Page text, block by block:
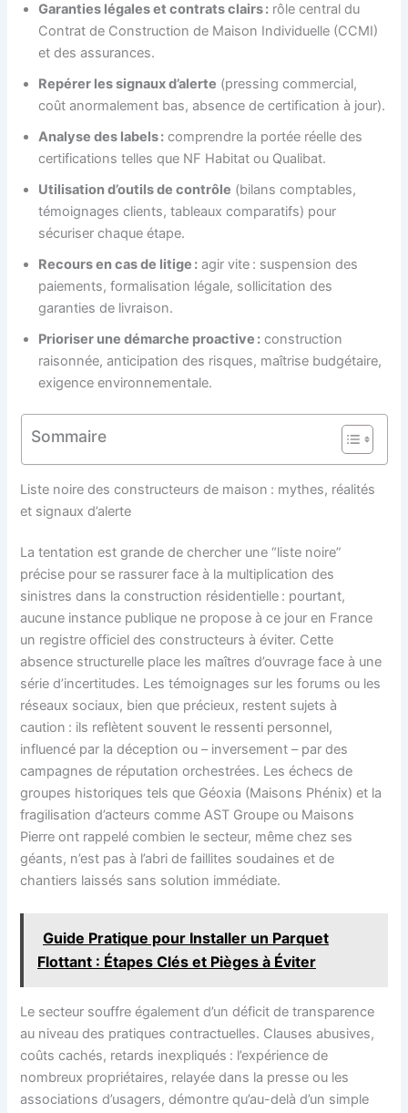
Garanties légales et contrats clairs : rôle central du
Contrat de Construction de Maison Individuelle (CCMI)
et des assurances.
Repérer les signaux d’alerte (pressing commercial,
coût anormalement bas, absence de certification à jour).
Analyse des labels : comprendre la portée réelle des
certifications telles que NF Habitat ou Qualibat.
Utilisation d’outils de contrôle (bilans comptables,
témoignages clients, tableaux comparatifs) pour
sécuriser chaque étape.
Recours en cas de litige : agir vite : suspension des
paiements, formalisation légale, sollicitation des
garanties de livraison.
Prioriser une démarche proactive : construction
raisonnée, anticipation des risques, maîtrise budgétaire,
exigence environnementale.
Sommaire
Liste noire des constructeurs de maison : mythes, réalités
et signaux d’alerte
La tentation est grande de chercher une “liste noire”
précise pour se rassurer face à la multiplication des
sinistres dans la construction résidentielle : pourtant,
aucune instance publique ne propose à ce jour en France
un registre officiel des constructeurs à éviter. Cette
absence structurelle place les maîtres d’ouvrage face à une
série d’incertitudes. Les témoignages sur les forums ou les
réseaux sociaux, bien que précieux, restent sujets à
caution : ils reflètent souvent le ressenti personnel,
influencé par la déception ou – inversement – par des
campagnes de réputation orchestrées. Les échecs de
groupes historiques tels que Géoxia (Maisons Phénix) et la
fragilisation d’acteurs comme AST Groupe ou Maisons
Pierre ont rappelé combien le secteur, même chez ses
géants, n’est pas à l’abri de faillites soudaines et de
chantiers laissés sans solution immédiate.
Guide Pratique pour Installer un Parquet
Flottant : Étapes Clés et Pièges à Éviter
Le secteur souffre également d’un déficit de transparence
au niveau des pratiques contractuelles. Clauses abusives,
coûts cachés, retards inexpliqués : l’expérience de
nombreux propriétaires, relayée dans la presse ou les
associations d’usagers, démontre qu’au-delà d’un simple